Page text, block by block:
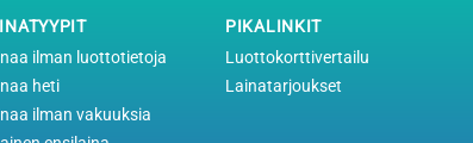
ilman luottotietoja
heti
ilman vakuuksia
PIKALINKIT
Luottokorttivertailu
Lainatarjoukset